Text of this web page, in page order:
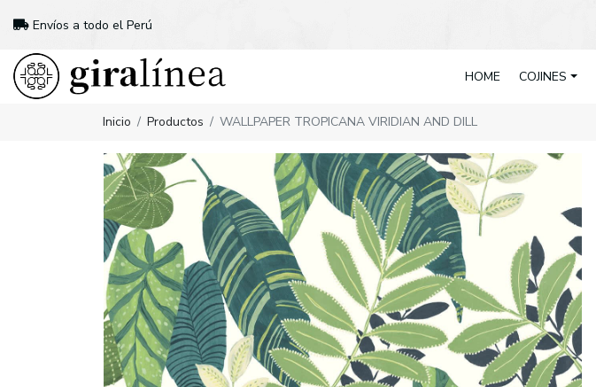
Envíos a todo el Perú
HOME COJINES
Inicio Productos WALLPAPER TROPICANA VIRIDIAN AND DILL